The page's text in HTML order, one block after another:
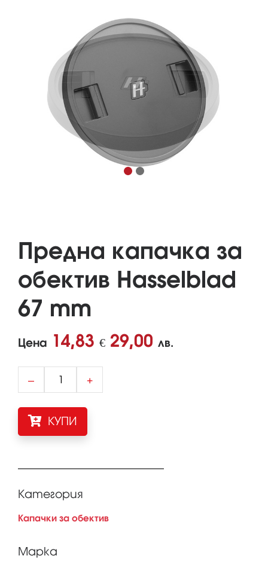
Предна капачка за
обектив Hasselblad
67 mm
Цена 14,83 € 29,00 лв.
– +
КУПИ
Категория
Капачки за обектив
Марка